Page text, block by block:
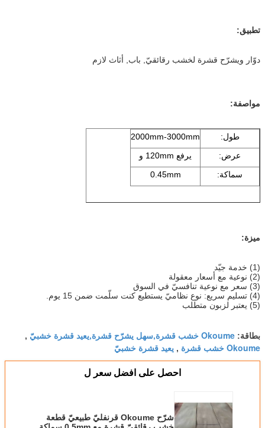
تطبيق:
دوّار ويشرّح قشرة لخشب رقائقيّ, باب, أثاث لازم
مواصفة:
طول:
2000mm-3000mm
عرض:
يرفع 120mm و
سماكة:
0.45mm
ميزة:
(1) خدمة جيّد
(2) نوعية مع أسعار معقولة
(3) سعر مع نوعية تنافسيّ في السوق
(4) تسليم سريع: نوع نظاميّ يستطيع كنت سلّمت ضمن 15 يوم.
(5) يعتبر لزبون متطلب
بطاقة: Okoume خشب قشرة,سهل يشرّح قشرة,يعيد قشرة خشبيّ ,
Okoume خشب قشرة , يعيد قشرة خشبيّ
احصل على افضل سعر ل
شرّح Okoume قرنفليّ طبيعيّ قطعة